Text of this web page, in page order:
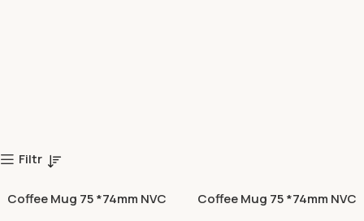
Filtr
Coffee Mug 75 *74mm NVC
Coffee Mug 75 *74mm NVC